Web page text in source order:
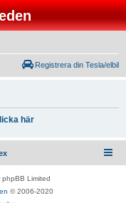
Registrera din Tesla/elbil
här
Limited
© 2006-2020